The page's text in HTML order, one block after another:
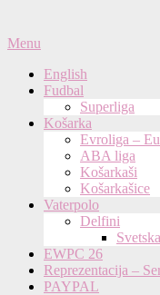
Primary
Menu
Menu
English
Fudbal
Superliga
Košarka
Evroliga –
ABA liga
Košarkaši
Košarkašice
Vaterpolo
Delfini
EWPC 26
Reprezentacija –
PAYPAL